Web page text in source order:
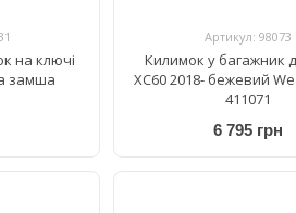
на ключі
замша
Артикул: 98073
Килимок у багажник
XC60 2018- бежевий
411071
6 795 грн